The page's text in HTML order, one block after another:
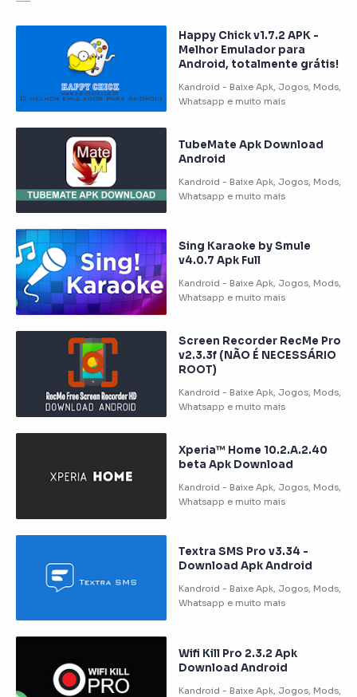
Happy Chick v1.7.2 APK -
Melhor Emulador para
Android, totalmente grátis!
TubeMate Apk Download
Android
Sing Karaoke by Smule
v4.0.7 Apk Full
Screen Recorder RecMe Pro
v2.3.3f (NÃO É NECESSÁRIO
ROOT)
Xperia™ Home 10.2.A.2.40
beta Apk Download
Textra SMS Pro v3.34 -
Download Apk Android
Wifi Kill Pro 2.3.2 Apk
Download Android